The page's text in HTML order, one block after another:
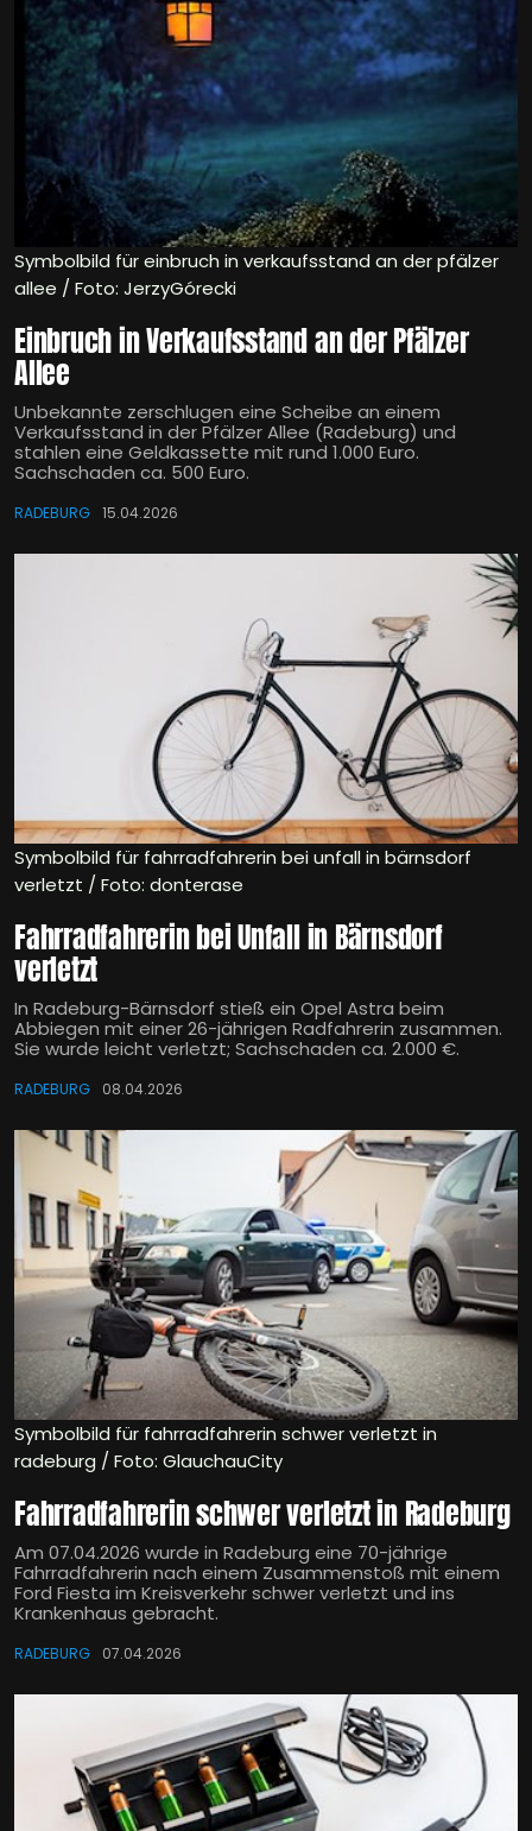
Symbolbild für einbruch in verkaufsstand an der pfälzer
allee / Foto: JerzyGórecki
Einbruch in Verkaufsstand an der Pfälzer
Allee
Unbekannte zerschlugen eine Scheibe an einem
Verkaufsstand in der Pfälzer Allee (Radeburg) und
stahlen eine Geldkassette mit rund 1.000 Euro.
Sachschaden ca. 500 Euro.
RADEBURG 15.04.2026
Symbolbild für fahrradfahrerin bei unfall in bärnsdorf
verletzt / Foto: donterase
Fahrradfahrerin bei Unfall in Bärnsdorf
verletzt
In Radeburg-Bärnsdorf stieß ein Opel Astra beim
Abbiegen mit einer 26-jährigen Radfahrerin zusammen.
Sie wurde leicht verletzt; Sachschaden ca. 2.000 €.
RADEBURG 08.04.2026
Symbolbild für fahrradfahrerin schwer verletzt in
radeburg / Foto: GlauchauCity
Fahrradfahrerin schwer verletzt in Radeburg
Am 07.04.2026 wurde in Radeburg eine 70-jährige
Fahrradfahrerin nach einem Zusammenstoß mit einem
Ford Fiesta im Kreisverkehr schwer verletzt und ins
Krankenhaus gebracht.
RADEBURG 07.04.2026